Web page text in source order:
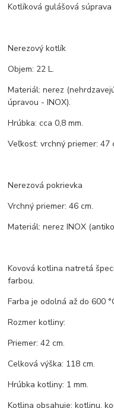
Kotlíková gulášová súprava
Nerezový kotlík
Objem: 22 L.
Materiál: nerez
úpravou - INOX).
Hrúbka: cca 0,8 mm.
Veľkosť: vrchný priemer: 47
Nerezová pokrievka
Vrchný priemer: 46 cm.
Materiál: nerez INOX
Kovová kotlina natretá
farbou.
Farba je odolná až do 600
Rozmer kotliny:
Priemer: 42 cm.
Celková výška: 118 cm.
Hrúbka kotliny: 1 mm.
Kotlina obsahuje: kotlinu,